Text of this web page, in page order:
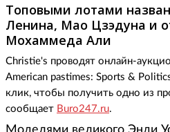
Топовыми лотами
Ленина, Мао Цзэдуна и
Мохаммеда Али
Christie's проводят онлайн-
American pastimes: Sports &
клик, чтобы получить одно из
сообщает Buro247.ru.